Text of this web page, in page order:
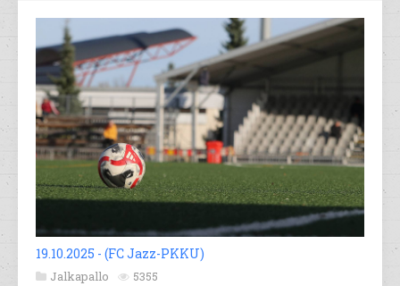
19.10.2025 - (FC Jazz-PKKU)
Jalkapallo 5355